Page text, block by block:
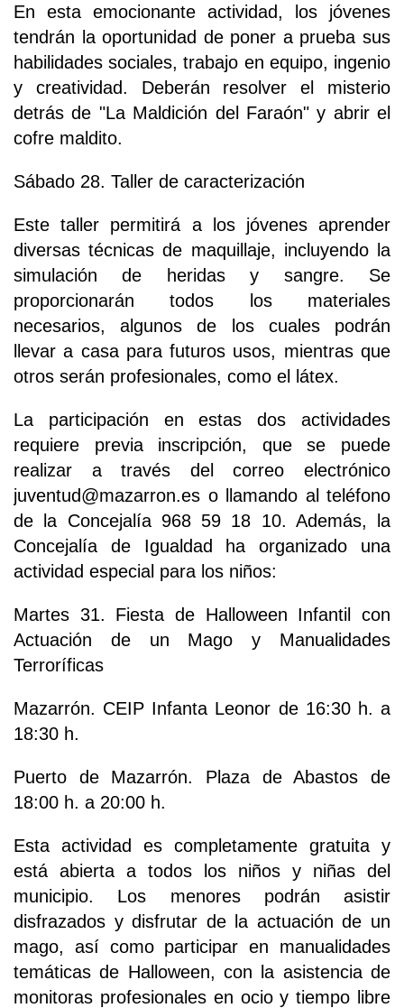
En esta emocionante actividad, los jóvenes
tendrán la oportunidad de poner a prueba sus
habilidades sociales, trabajo en equipo, ingenio
y creatividad. Deberán resolver el misterio
detrás de "La Maldición del Faraón" y abrir el
cofre maldito.
Sábado 28. Taller de caracterización
Este taller permitirá a los jóvenes aprender
diversas técnicas de maquillaje, incluyendo la
simulación de heridas y sangre. Se
proporcionarán todos los materiales
necesarios, algunos de los cuales podrán
llevar a casa para futuros usos, mientras que
otros serán profesionales, como el látex.
La participación en estas dos actividades
requiere previa inscripción, que se puede
realizar a través del correo electrónico
juventud@mazarron.es o llamando al teléfono
de la Concejalía 968 59 18 10. Además, la
Concejalía de Igualdad ha organizado una
actividad especial para los niños:
Martes 31. Fiesta de Halloween Infantil con
Actuación de un Mago y Manualidades
Terroríficas
Mazarrón. CEIP Infanta Leonor de 16:30 h. a
18:30 h.
Puerto de Mazarrón. Plaza de Abastos de
18:00 h. a 20:00 h.
Esta actividad es completamente gratuita y
está abierta a todos los niños y niñas del
municipio. Los menores podrán asistir
disfrazados y disfrutar de la actuación de un
mago, así como participar en manualidades
temáticas de Halloween, con la asistencia de
monitoras profesionales en ocio y tiempo libre